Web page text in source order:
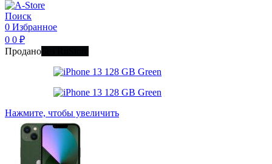
Поиск
0 Избранное
0 0 ₽
Продано
Нажмите, чтобы увеличить